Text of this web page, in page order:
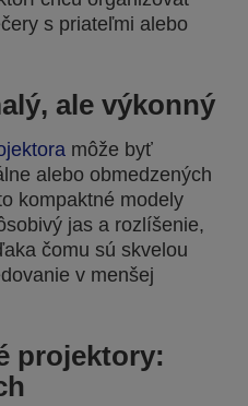
s priateľmi alebo
ale výkonný
môže byť
alebo obmedzených
kompaktné modely
jas a rozlíšenie,
čomu sú skvelou
v menšej
projektory: